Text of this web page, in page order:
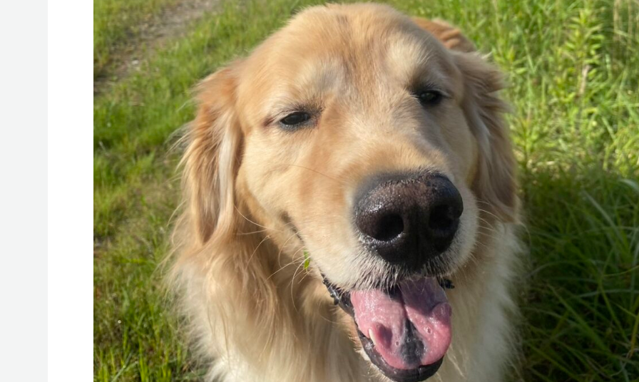
もう一つのリビングがある暮らし
保証について
ガーデンファニチャー
songdream｜ソン
Talenti｜タレンティ
会社概要
メッセージ
スタッフ
会社概要
サステナビリティ
ブログ
お知らせ